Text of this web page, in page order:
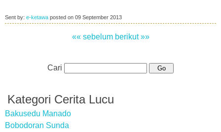
Sent by: e-ketawa posted on 09 September 2013
«« sebelum berikut »»
Cari
Kategori Cerita Lucu
Bakusedu Manado
Bobodoran Sunda